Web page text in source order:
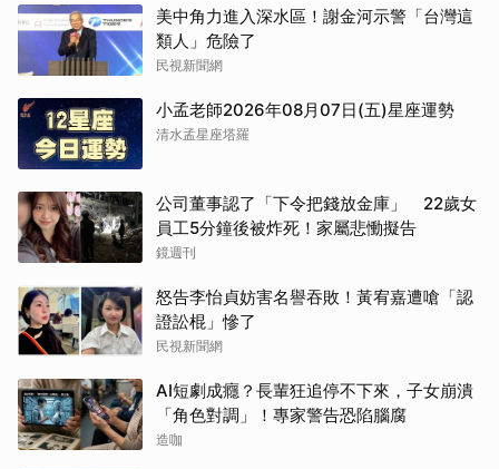
美中角力進入深水區！謝金河示警「台灣這
類人」危險了
民視新聞網
小孟老師2026年08月07日(五)星座運勢
清水孟星座塔羅
公司董事認了「下令把錢放金庫」 22歲女
員工5分鐘後被炸死！家屬悲慟擬告
鏡週刊
怒告李怡貞妨害名譽吞敗！黃宥嘉遭嗆「認
證訟棍」慘了
民視新聞網
AI短劇成癮？長輩狂追停不下來，子女崩潰
「角色對調」！專家警告恐陷腦腐
造咖